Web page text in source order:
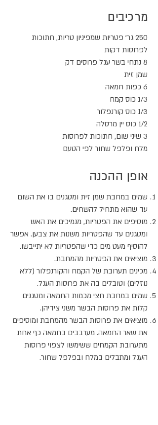
מרכיבים
250 גר' פטריות שמפיניון טריות, חתוכות
לפרוסות דקות
8 נתחי בשר עגל פרוסים דק
שמן זית
6 כפות חמאה
1/3 כוס קמח
1/3 כוס קורנפלור
1/2 כוס יין מרסלה
3 שיני שום, חתוכות לפרוסות
מלח ופלפל שחור לפי הטעם
אופן ההכנה
שמים במחבת שמן זית ומטגנים בו את השום
עד שהוא מתחיל להשחים.
מוסיפים את הפטריות, מנמיכים את האש
ומטגנים עד שהפטריות משנות את צבען. אפשר
להוסיף מעט מים כדי שהפטריות לא יתייבשו.
מוציאים את הפטריות מהמחבת.
מכינים תערובת של הקמח והקורנפלור (ללא
נוזלים) וטובלים בה את פרוסות העגל.
שמים במחבת חצי מכמות החמאה ומטגנים
קלות את פרוסות הבשר משני צידיהן.
מוציאים את פרוסות הבשר מהמחבת ומוסיפים
את שאר החמאה. מערבבים בחמאה כף אחת
מתערובת הקמחים ששימשו לצפוי פרוסות
העגל ומתבלים במלח ובפלפל שחור.